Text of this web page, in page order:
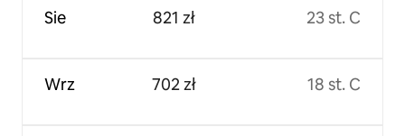
Sie
Wrz
821 zł
702 zł
23 st. C
18 st. C